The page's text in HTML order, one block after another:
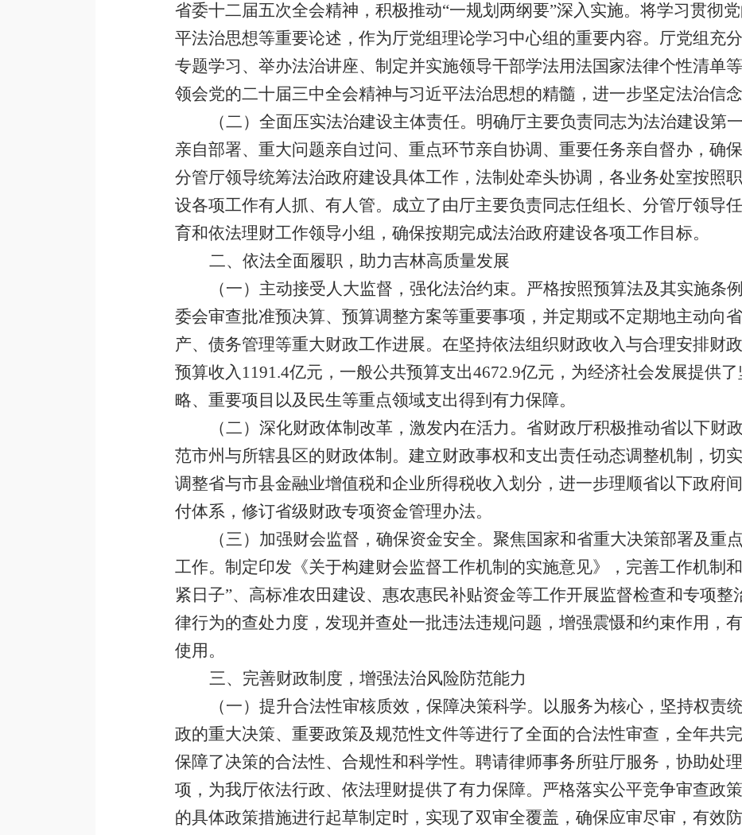
省委十二届五次全会精神，积极推动“一规划两纲要”深入实施。将学习贯彻
平法治思想等重要论述，作为厅党组理论学习中心组的重要内容。厅党组充
专题学习、举办法治讲座、制定并实施领导干部学法用法国家法律个性清单
领会党的二十届三中全会精神与习近平法治思想的精髓，进一步坚定法治信念
（二）全面压实法治建设主体责任。 明确厅主要负责同志为法治建设第
亲自部署、重大问题亲自过问、重点环节亲自协调、重要任务亲自督办，确
分管厅领导统筹法治政府建设具体工作，法制处牵头协调，各业务处室按照
设各项工作有人抓、有人管。成立了由厅主要负责同志任组长、分管厅领导
育和依法理财工作领导小组，确保按期完成法治政府建设各项工作目标。
二、依法全面履职，助力吉林高质量发展
（一）主动接受人大监督，强化法治约束。 严格按照预算法及其实施条
委会审查批准预决算、预算调整方案等重要事项，并定期或不定期地主动向
产、债务管理等重大财政工作进展。在坚持依法组织财政收入与合理安排财
预算收入 1191.4亿元，一般公共预算支出4672.9亿元，为经济社会发展提供
略、重要项目以及民生等重点领域支出得到有力保障。
（二）深化财政体制改革，激发内在活力。 省财政厅积极推动省以下财
范市州与所辖县区的财政体制。建立财政事权和支出责任动态调整机制，切实
调整省与市县金融业增值税和企业所得税收入划分，进一步理顺省以下政府
付体系， 修订省级财政专项资金管理办法。
（三）加强财会监督，确保资金安全。 聚焦国家和省重大决策部署及重
工作。制定印发《关于构建财会监督工作机制的实施意见》，完善工作机制
紧日子”、高标准农田建设、惠农惠民补贴资金等工作开展监督检查和专项整
律行为的查处力度，发现并查处一批违法违规问题，增强震慑和约束作用，
使用。
三、完善财政制度，增强法治风险防范能力
（一）提升合法性审核质效，保障决策科学。
以服务为核心，坚持权责
政的重大决策、重要政策及规范性文件等进行了全面的合法性审查，全年共
保障了决策的合法性、合规性和科学性。聘请律师事务所驻厅服务，协助处
项，为我厅依法行政、依法理财提供了有力保障。严格落实公平竞争审查政
的具体政策措施进行起草制定时，实现了双审全覆盖，确保应审尽审，有效